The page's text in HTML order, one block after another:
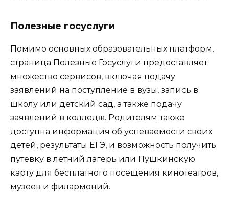
Полезные госуслуги
Помимо основных образовательных платформ,
страница Полезные Госуслуги предоставляет
множество сервисов, включая подачу
заявлений на поступление в вузы, запись в
школу или детский сад, а также подачу
заявлений в колледж. Родителям также
доступна информация об успеваемости своих
детей, результаты ЕГЭ, и возможность получить
путевку в летний лагерь или Пушкинскую
карту для бесплатного посещения кинотеатров,
музеев и филармоний.